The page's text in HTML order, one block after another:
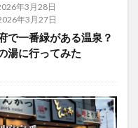
年3月28日
年3月27日
で一番緑がある温泉？
湯に行ってみた
ラザおおいた
イタリア料理
インド料理
ス
コンビニ
ゼリヤ
サウナ